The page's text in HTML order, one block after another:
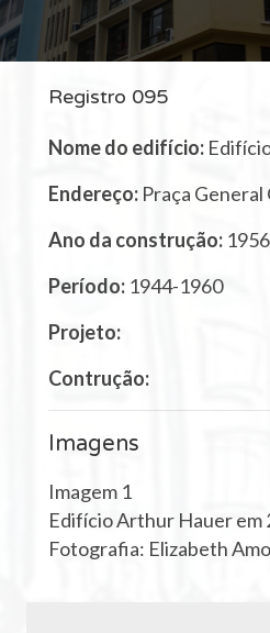
Registro 095
Nome do edifício:
Endereço: Praça
Ano da construção: 1956
Período: 1944-1960
Projeto:
Contrução:
Imagens
Imagem 1
Edifício Arthur Hauer em
Fotografia: Elizabeth